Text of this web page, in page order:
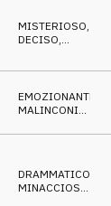
MISTERIOSO,
DECISO,
EMOZIONANTE
MALINCONICO
DRAMMATICO
MINACCIOSO